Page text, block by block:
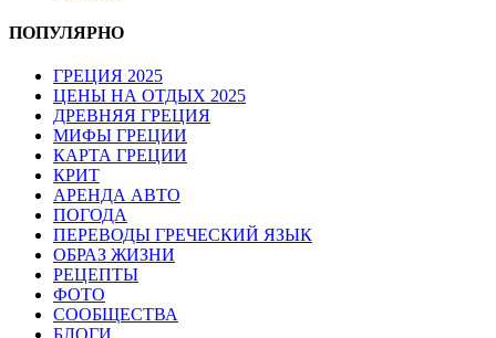
ПОПУЛЯРНО
ГРЕЦИЯ 2025
ЦЕНЫ НА ОТДЫХ 2025
ДРЕВНЯЯ ГРЕЦИЯ
МИФЫ ГРЕЦИИ
КАРТА ГРЕЦИИ
КРИТ
АРЕНДА АВТО
ПОГОДА
ПЕРЕВОДЫ ГРЕЧЕСКИЙ ЯЗЫК
ОБРАЗ ЖИЗНИ
РЕЦЕПТЫ
ФОТО
СООБЩЕСТВА
БЛОГИ